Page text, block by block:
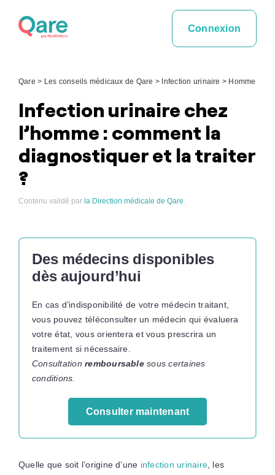
Connexion
Qare > Les conseils médicaux de Qare > Infection urinaire > Homme
Infection urinaire chez
l’homme : comment la
diagnostiquer et la traiter
?
Contenu validé par la Direction médicale de Qare.
Des médecins disponibles
dès aujourd’hui
En cas d’indisponibilité de votre médecin traitant,
vous pouvez téléconsulter un médecin qui évaluera
votre état, vous orientera et vous prescrira un
traitement si nécessaire.
Consultationremboursablesous certaines
conditions.
Consulter maintenant
Quelle que soit l’origine d’une infection urinaire , les